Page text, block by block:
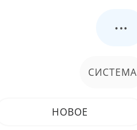
...
СИСТЕМА
НОВОЕ